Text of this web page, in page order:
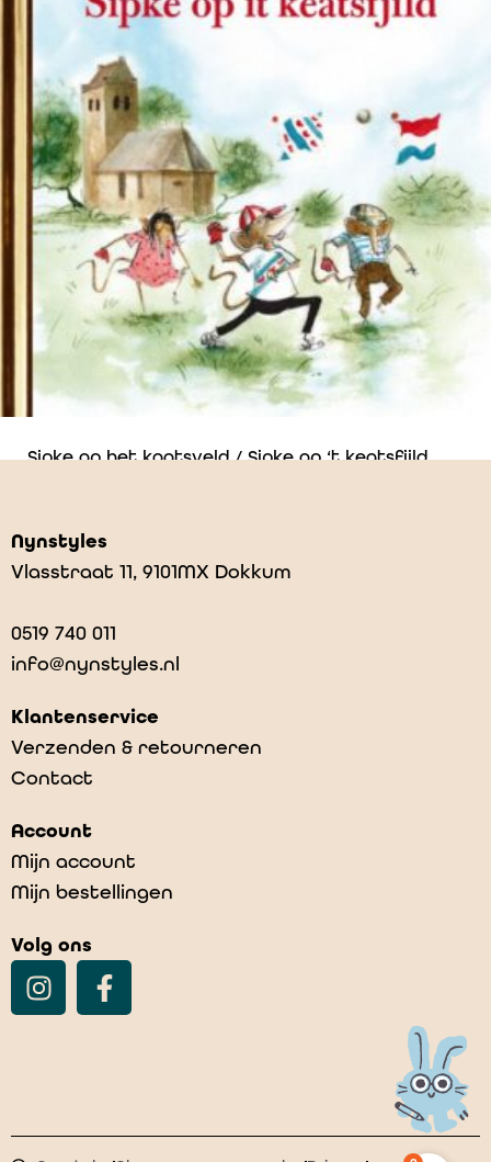
Sipke op het kaatsveld / Sipke op ‘t keatsfjild
Nynstyles
Vlasstraat 11, 9101MX Dokkum
0519 740 011
info@nynstyles.nl
Klantenservice
Verzenden & retourneren
Contact
Account
Mijn account
Mijn bestellingen
Volg ons